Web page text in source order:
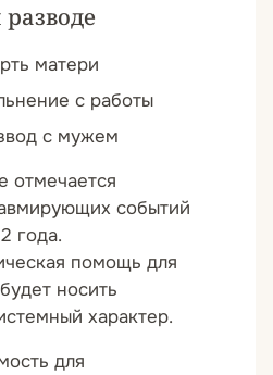
матери
с работы
с мужем
отмечается
событий
года.
помощь для
носить
характер.
для